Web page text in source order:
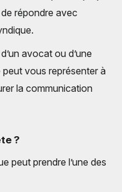
répondre avec
avocat ou d’une
vous représenter à
la communication
?
peut prendre l’une des